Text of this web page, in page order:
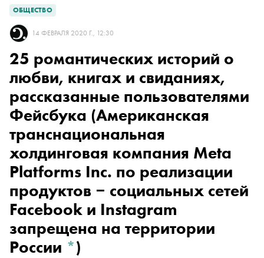
ОБЩЕСТВО
14 ФЕВРАЛЯ 2020 Г., 12:30
25 романтических историй о
любви, книгах и свиданиях,
рассказанные пользователями
Фейсбука (Американская
транснациональная
холдинговая компания Meta
Platforms Inc. по реализации
продуктов ‒ социальных сетей
Facebook и Instagram
запрещена на территории
России *)